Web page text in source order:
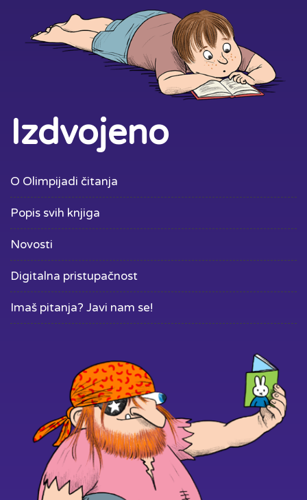
Izdvojeno
O Olimpijadi čitanja
Popis svih knjiga
Novosti
Digitalna pristupačnost
Imaš pitanja? Javi nam se!